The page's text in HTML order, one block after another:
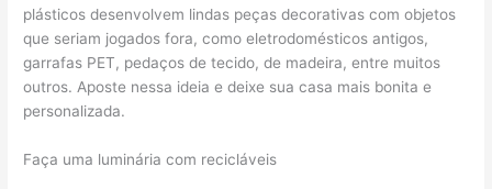
plásticos desenvolvem lindas peças decorativas com objetos
que seriam jogados fora, como eletrodomésticos antigos,
garrafas PET, pedaços de tecido, de madeira, entre muitos
outros. Aposte nessa ideia e deixe sua casa mais bonita e
personalizada.
Faça uma luminária com recicláveis